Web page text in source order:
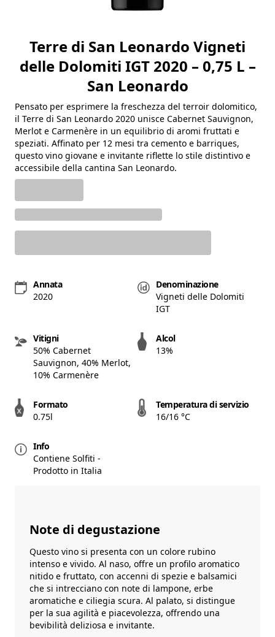
Terre di San Leonardo Vigneti
delle Dolomiti IGT 2020 – 0,75 L –
San Leonardo
Pensato per esprimere la freschezza del terroir dolomitico,
il Terre di San Leonardo 2020 unisce Cabernet Sauvignon,
Merlot e Carmenère in un equilibrio di aromi fruttati e
speziati. Affinato per 12 mesi tra cemento e barriques,
questo vino giovane e invitante riflette lo stile distintivo e
accessibile della cantina San Leonardo.
Annata
2020
Denominazione
Vigneti delle Dolomiti
IGT
Vitigni
50% Cabernet
Sauvignon, 40% Merlot,
10% Carmenère
Alcol
13%
Formato
0.75l
Temperatura di servizio
16/16 °C
Info
Contiene Solfiti -
Prodotto in Italia
Note di degustazione
Questo vino si presenta con un colore rubino
intenso e vivido. Al naso, offre un profilo aromatico
nitido e fruttato, con accenni di spezie e balsamici
che si intrecciano con note di lampone, erbe
aromatiche e ciliegia scura. Al palato, si distingue
per la sua agilità e piacevolezza, offrendo una
bevibilità deliziosa e invitante.